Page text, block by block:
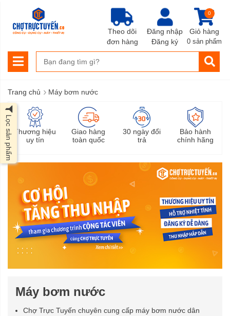
Đăng nhập
Đăng ký
Giỏ hàng
0
0 sản phẩm
Theo dõi
đơn hàng
Trang chủ › Máy bơm nước
Thương hiệu
uy tín
Giao hàng
toàn quốc
30 ngày đổi
trả
Bảo hành
chính hãng
Máy bơm nước
Chợ Trực Tuyến chuyên cung cấp máy bơm nước dân
Lọc sản phẩm